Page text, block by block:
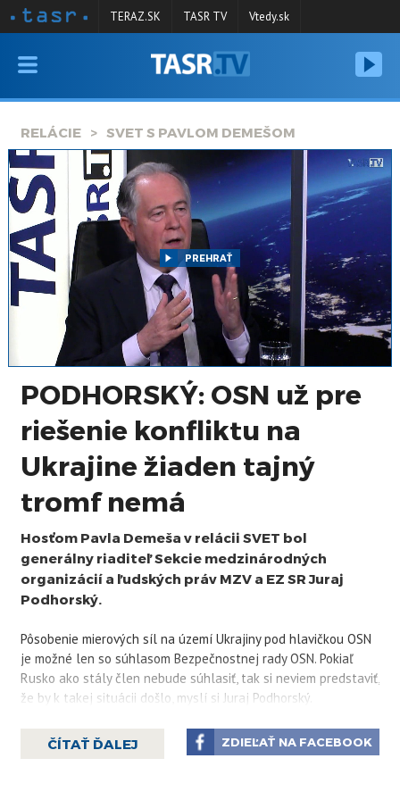
VYSIELANIE
SPRAVODAJSTVO
KONTAKT
ARCHÍV
TERAZ.SK TASR TV Vtedy.sk
RELÁCIE SVET S PAVLOM DEMEŠOM
PREHRAŤ
PODHORSKÝ: OSN už pre
riešenie konfliktu na
Ukrajine žiaden tajný
tromf nemá
Hosťom Pavla Demeša v relácii SVET bol
generálny riaditeľ Sekcie medzinárodných
organizácií a ľudských práv MZV a EZ SR Juraj
Podhorský.
Pôsobenie mierových síl na území Ukrajiny pod hlavičkou OSN
je možné len so súhlasom Bezpečnostnej rady OSN. Pokiaľ
Rusko ako stály člen nebude súhlasiť, tak si neviem predstaviť,
že by k takej situácii došlo, myslí si Juraj Podhorský.
"Obávam sa, že OSN ostal už len politický tlak členských krajín.
Čím viac krajín bude podporovať ďalšie rezolúcie Valného
ČÍTAŤ ĎALEJ ZDIEĽAŤ NA FACEBOOK